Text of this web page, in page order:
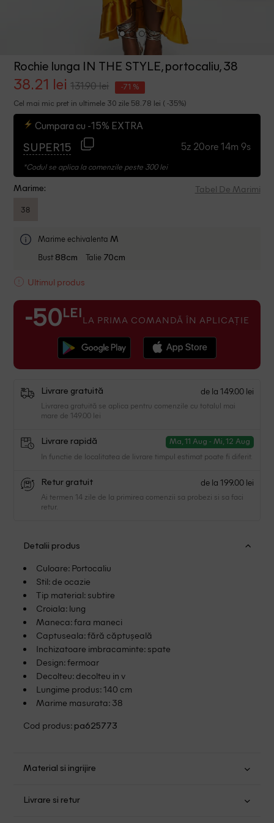
Rochie lunga IN THE STYLE, portocaliu, 38
38.21 lei 131.90 lei -71 %
Cel mai mic pret in ultimele 30 zile 58.78 lei ( -35%)
Cumpara cu -15% EXTRA
SUPER15 5z 20ore 14m 9s
*Codul se aplica la comenzile peste 300 lei
Marime: Tabel De Marimi
38
Marime echivalenta M
Bust 88cm Talie 70cm
Ultimul produs
-50 LEI LA PRIMA COMANDĂ ÎN APLICAȚIE
Livrare gratuită de la 149.00 lei
Livrarea gratuită se aplica pentru comenzile cu totalul mai
mare de 149.00 lei
Livrare rapidă Ma, 11 Aug - Mi, 12 Aug
In functie de localitatea de livrare timpul estimat poate fi diferit.
Retur gratuit de la 199.00 lei
Ai termen 14 zile de la primirea comenzii sa probezi si sa faci
retur.
Detalii produs
Culoare: Portocaliu
Stil: de ocazie
Tip material: subtire
Croiala: lung
Maneca: fara maneci
Captuseala: fără căptușeală
Inchizatoare imbracaminte: spate
Design: fermoar
Decolteu: decolteu in v
Lungime produs: 140 cm
Marime masurata: 38
Cod produs: pa625773
Material si ingrijire
Livrare si retur